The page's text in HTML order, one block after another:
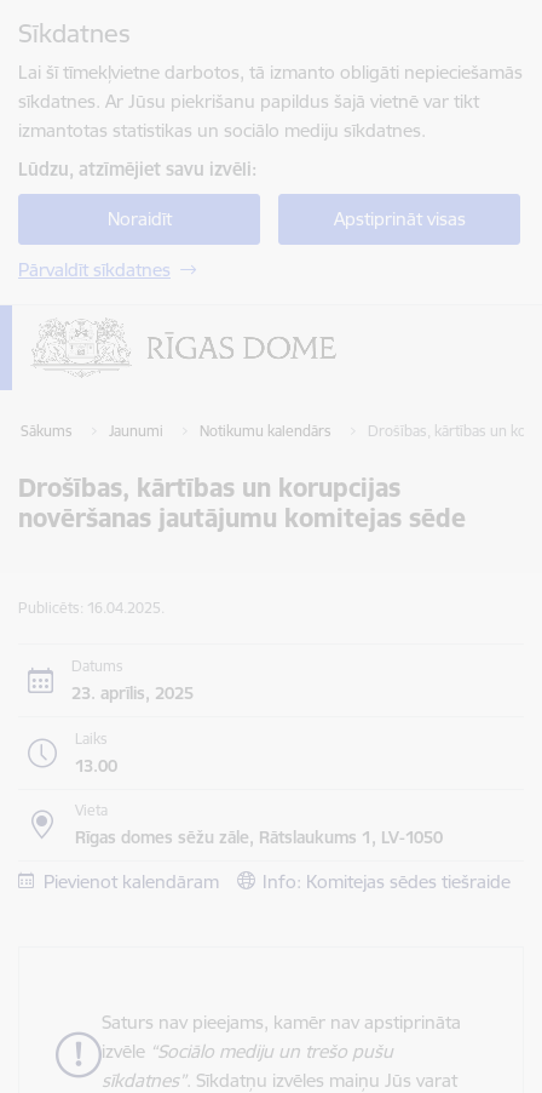
Sīkdatnes
Lai šī tīmekļvietne darbotos, tā izmanto obligāti nepieciešamās
sīkdatnes. Ar Jūsu piekrišanu papildus šajā vietnē var tikt
izmantotas statistikas un sociālo mediju sīkdatnes.
Lūdzu, atzīmējiet savu izvēli:
Noraidīt Apstiprināt visas
Pārvaldīt sīkdatnes
Sākums Jaunumi Notikumu kalendārs Drošības, kārtības un
Drošības, kārtības un korupcijas
novēršanas jautājumu komitejas sēde
Publicēts: 16.04.2025.
Datums
23. aprīlis, 2025
Laiks
13.00
Vieta
Rīgas domes sēžu zāle, Rātslaukums 1, LV-1050
Pievienot kalendāram Info: Komitejas sēdes tiešraide
Saturs nav pieejams, kamēr nav apstiprināta
izvēle “Sociālo mediju un trešo pušu
sīkdatnes”. Sīkdatņu izvēles maiņu Jūs varat